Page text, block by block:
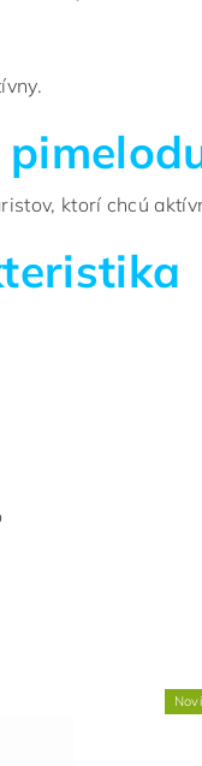
ktorí chcú